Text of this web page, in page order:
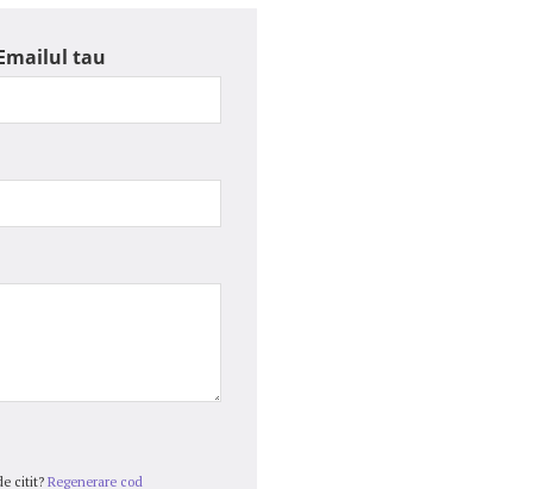
tau
citit? Regenerare cod